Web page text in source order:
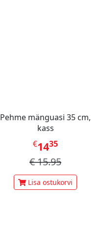
Pehme mänguasi 35 cm,
kass
€1435
€15.95
Lisa ostukorvi